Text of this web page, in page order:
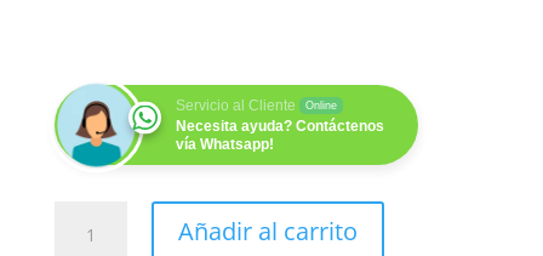
Servicio al Cliente Online
Necesita ayuda? Contáctenos
vía Whatsapp!
PACO
Añadir al carrito